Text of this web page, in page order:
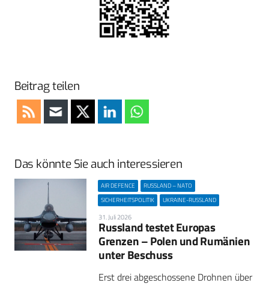
Beitrag teilen
Das könnte Sie auch interessieren
AIR DEFENCE
RUSSLAND – NATO
SICHERHEITSPOLITIK
UKRAINE-RUSSLAND
31. Juli 2026
Russland testet Europas
Grenzen – Polen und Rumänien
unter Beschuss
Erst drei abgeschossene Drohnen über